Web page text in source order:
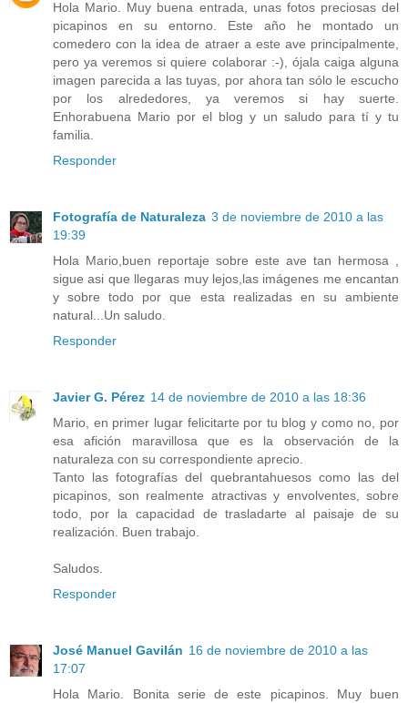
Hola Mario. Muy buena entrada, unas fotos preciosas del
picapinos en su entorno. Este año he montado un
comedero con la idea de atraer a este ave principalmente,
pero ya veremos si quiere colaborar :-), ójala caiga alguna
imagen parecida a las tuyas, por ahora tan sólo le escucho
por los alrededores, ya veremos si hay suerte.
Enhorabuena Mario por el blog y un saludo para tí y tu
familia.
Responder
Fotografía de Naturaleza 3 de noviembre de 2010 a las
19:39
Hola Mario,buen reportaje sobre este ave tan hermosa ,
sigue asi que llegaras muy lejos,las imágenes me encantan
y sobre todo por que esta realizadas en su ambiente
natural...Un saludo.
Responder
Javier G. Pérez 14 de noviembre de 2010 a las 18:36
Mario, en primer lugar felicitarte por tu blog y como no, por
esa afición maravillosa que es la observación de la
naturaleza con su correspondiente aprecio.
Tanto las fotografías del quebrantahuesos como las del
picapinos, son realmente atractivas y envolventes, sobre
todo, por la capacidad de trasladarte al paisaje de su
realización. Buen trabajo.
Saludos.
Responder
José Manuel Gavilán 16 de noviembre de 2010 a las
17:07
Hola Mario. Bonita serie de este picapinos. Muy buen